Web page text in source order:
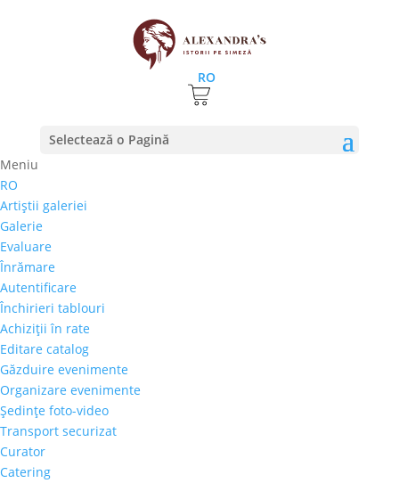
RO
Selectează o Pagină
Meniu
RO
Artiştii galeriei
Galerie
Evaluare
Înrămare
Autentificare
Închirieri tablouri
Achiziţii în rate
Editare catalog
Găzduire evenimente
Organizare evenimente
Şedinţe foto-video
Transport securizat
Curator
Catering
Prima pagină⚊Magazin
Valentina Brâncoveanu –
„Magnolii”
600,00
Selectează rata |
3 luni
6 luni
9 luni
12 luni
Cantitate
Valentina